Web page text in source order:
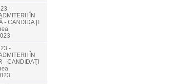
-
ÎN
- CANDIDAŢI
-
ÎN
- CANDIDAŢI